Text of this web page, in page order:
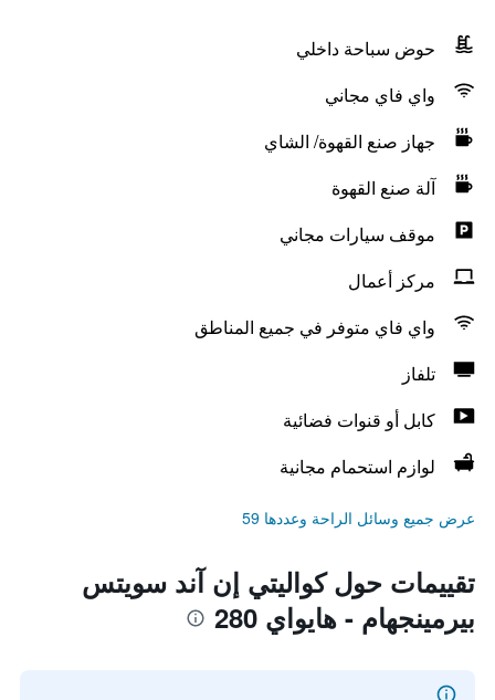
حوض سباحة داخلي
واي فاي مجاني
جهاز صنع القهوة/ الشاي
آلة صنع القهوة
موقف سيارات مجاني
مركز أعمال
واي فاي متوفر في جميع المناطق
تلفاز
كابل أو قنوات فضائية
لوازم استحمام مجانية
عرض جميع وسائل الراحة وعددها 59
تقييمات حول كواليتي إن آند سويتس
بيرمينجهام - هايواي 280